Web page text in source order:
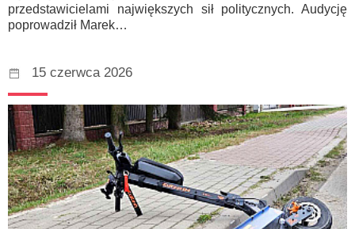
przedstawicielami największych sił politycznych. Audycję
poprowadził Marek…
15 czerwca 2026